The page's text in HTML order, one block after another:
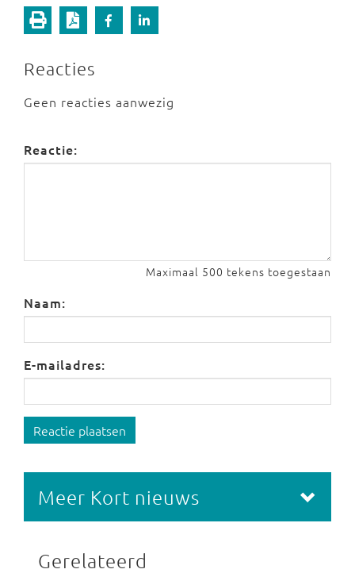
Reacties
Geen reacties aanwezig
Reactie:
Maximaal 500 tekens toegestaan
Naam:
E-mailadres:
Reactie plaatsen
Meer Kort nieuws
Gerelateerd